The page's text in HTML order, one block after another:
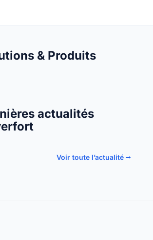
& Produits
actualités
Voir toute l’actualité ⭢